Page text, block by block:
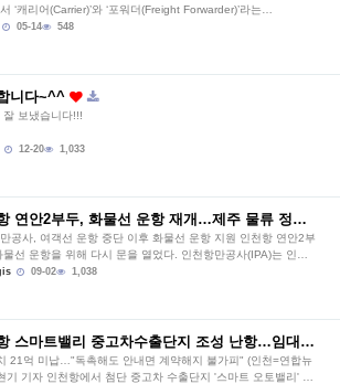
‘캐리어(Carrier)’와 ‘포워더(Freight Forwarder)’라는…
05-14 548
니다~^^
잘 보냈습니다!!!
12-20 1,033
인천항 연안2부두, 화물선 운항 재개…제주 물류 정상화…
사, 여객선 운항 중단 이후 화물선 운항 지원 인천항 연안2부
물선 운항을 위해 다시 문을 열었다. 인천항만공사(IPA)는 인천-
여객선 운항 중단 이후…
09-02 1,038
인천항 스마트밸리 중고차수출단지 조성 난항…임대료도 못…
억 미납…"독촉해도 안내면 계약해지 불가피" (인천=연합뉴
중고차 수출단지 '스마트 오토밸리' 조